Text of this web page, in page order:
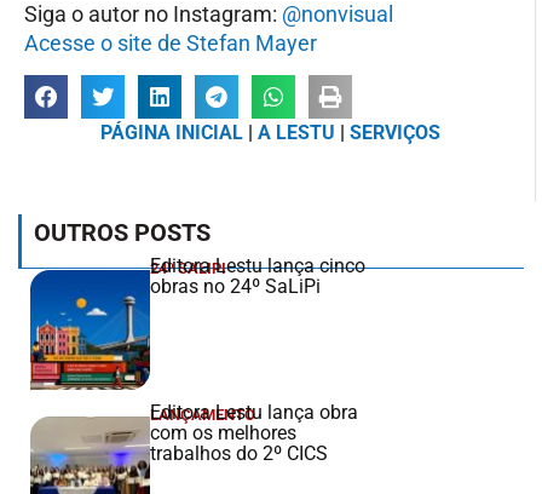
Siga o autor no Instagram: @nonvisual
Acesse o site de Stefan Mayer
PÁGINA INICIAL A LESTU SERVIÇOS
OUTROS POSTS
24º SALIPI
Editora Lestu lança cinco
obras no 24º SaLiPi
LANÇAMENTO
Editora Lestu lança obra
com os melhores
trabalhos do 2º CICS